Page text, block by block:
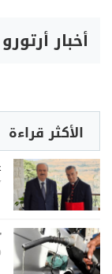
أخبار
الأكثر قراءة